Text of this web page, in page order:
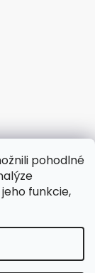
pohodlné
funkcie,